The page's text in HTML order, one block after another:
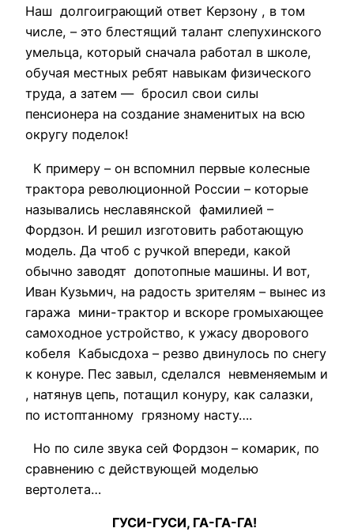
Наш долгоиграющий ответ Керзону , в том
числе, – это блестящий талант слепухинского
умельца, который сначала работал в школе,
обучая местных ребят навыкам физического
труда, а затем — бросил свои силы
пенсионера на создание знаменитых на всю
округу поделок!
К примеру – он вспомнил первые колесные
трактора революционной России – которые
назывались неславянской фамилией –
Фордзон. И решил изготовить работающую
модель. Да чтоб с ручкой впереди, какой
обычно заводят допотопные машины. И вот,
Иван Кузьмич, на радость зрителям – вынес из
гаража мини-трактор и вскоре громыхающее
самоходное устройство, к ужасу дворового
кобеля Кабысдоха – резво двинулось по снегу
к конуре. Пес завыл, сделался невменяемым и
, натянув цепь, потащил конуру, как салазки,
по истоптанному грязному насту….
Но по силе звука сей Фордзон – комарик, по
сравнению с действующей моделью
вертолета…
ГУСИ-ГУСИ, ГА-ГА-ГА!